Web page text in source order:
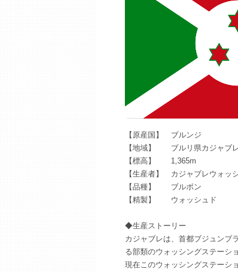
【原産国】 ブルンジ
【地域】 ブルリ県カジャブ
【標高】 1,365m
【生産者】 カジャブレウォッ
【品種】 ブルボン
【精製】 ウォッシュド
◆生産ストーリー
カジャブレは、首都ブジュンブ
る部類のウォッシングステーシ
現在このウォッシングステーシ